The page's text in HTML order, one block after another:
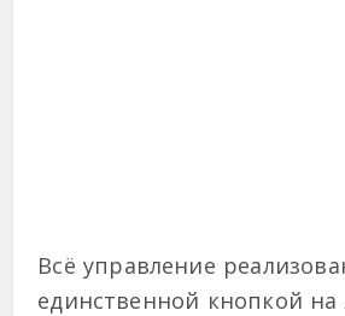
Всё управление
единственной кнопкой на